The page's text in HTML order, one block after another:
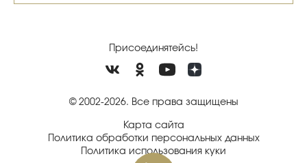
Присоединятейсь!
© 2002-2026. Все права защищены
Карта сайта
Политика обработки персональных данных
Политика использования куки